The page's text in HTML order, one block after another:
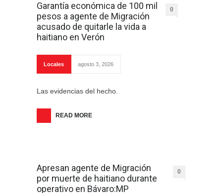
Garantía económica de 100 mil
pesos a agente de Migración
acusado de quitarle la vida a
haitiano en Verón
0
Locales agosto 3, 2026
Las evidencias del hecho.
READ MORE
Apresan agente de Migración
por muerte de haitiano durante
operativo en Bávaro:MP
0